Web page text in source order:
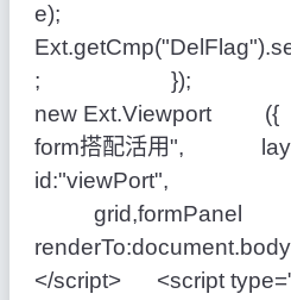
e);
; }); var
new Ext.Viewport
form搭配活用",
</script> <script